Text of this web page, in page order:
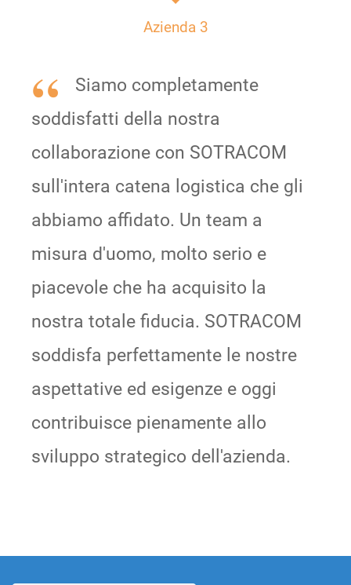
Azienda 3
Siamo completamente
soddisfatti della nostra
collaborazione con SOTRACOM
sull'intera catena logistica che gli
abbiamo affidato. Un team a
misura d'uomo, molto serio e
piacevole che ha acquisito la
nostra totale fiducia. SOTRACOM
soddisfa perfettamente le nostre
aspettative ed esigenze e oggi
contribuisce pienamente allo
sviluppo strategico dell'azienda.